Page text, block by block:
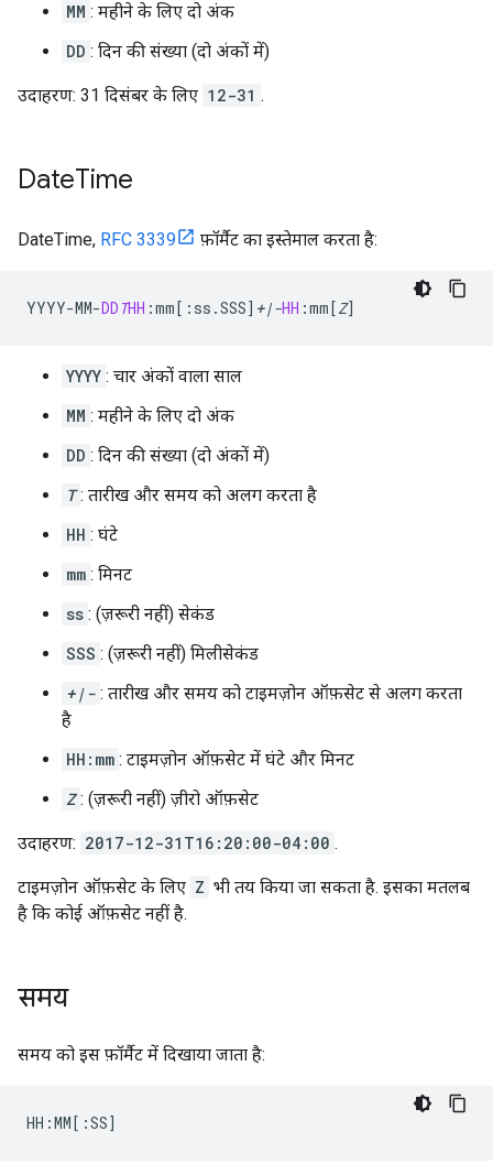
MM : महीने के लिए दो अंक
DD : दिन की संख्या (दो अंकों में)
उदाहरण: 31 दिसंबर के लिए 12-31 .
DateTime
DateTime, RFC 3339 फ़ॉर्मैट का इस्तेमाल करता है:
YYYY-MM-DD THH :mm[ :ss.SSS] +|-HH :mm[Z]
YYYY : चार अंकों वाला साल
MM : महीने के लिए दो अंक
DD : दिन की संख्या (दो अंकों में)
T : तारीख और समय को अलग करता है
HH : घंटे
mm : मिनट
ss : (ज़रूरी नहीं) सेकंड
SSS : (ज़रूरी नहीं) मिलीसेकंड
+|- : तारीख और समय को टाइमज़ोन ऑफ़सेट से अलग करता
है
HH:mm : टाइमज़ोन ऑफ़सेट में घंटे और मिनट
Z : (ज़रूरी नहीं) ज़ीरो ऑफ़सेट
उदाहरण: 2017-12-31T16:20:00-04:00 .
टाइमज़ोन ऑफ़सेट के लिए Z भी तय किया जा सकता है. इसका मतलब
है कि कोई ऑफ़सेट नहीं है.
समय
समय को इस फ़ॉर्मैट में दिखाया जाता है: